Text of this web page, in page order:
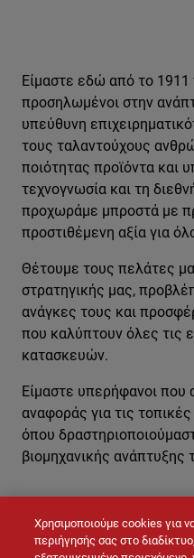
ΕΠΙΚΟΙΝΩΝΉΣΤΕ ΜΑΖΊ
Είμαστε εδώ από το 1911
προσηλωμένοι στην
υπεύθυνη
τους ταλαντούχους
ποιότητας προϊόντα και
τεχνογνωσία και τη
προχωράμε μπροστά με
προστιθέμενη αξία για
Θέτουμε τους πελάτες
στρατηγικής μας,
ανάγκες τους και
που καλύπτουν όλες τις
κατασκευών.
Είμαστε υπερήφανοι που
αναφοράς για τις
όπου
βιομηχανικής
Χρησιμοποιούμε cookies για
περιήγησής σας στο